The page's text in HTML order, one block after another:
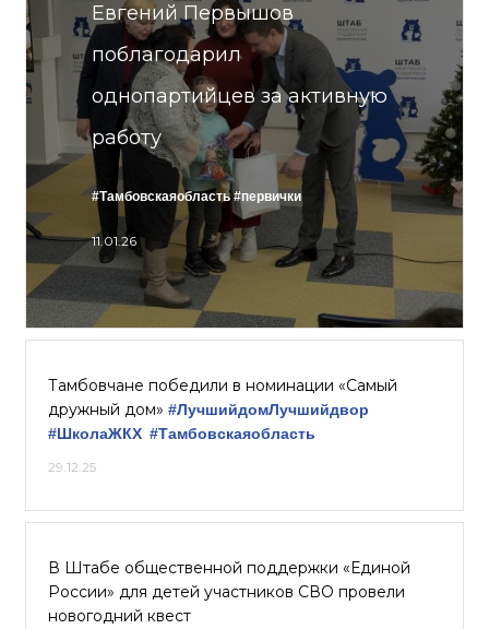
Евгений Первышов
поблагодарил
однопартийцев за активную
работу
#Тамбовскаяобласть #первички
11.01.26
Тамбовчане победили в номинации «Самый
дружный дом» #ЛучшийдомЛучшийдвор
#ШколаЖКХ #Тамбовскаяобласть
29.12.25
В Штабе общественной поддержки «Единой
России» для детей участников СВО провели
новогодний квест